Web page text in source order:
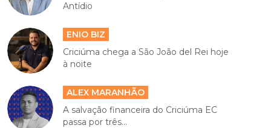
Antídio
ENIO BIZ
Criciúma chega a São João del Rei hoje
à noite
ALEX MARANHÃO
A salvação financeira do Criciúma EC
passa por três...